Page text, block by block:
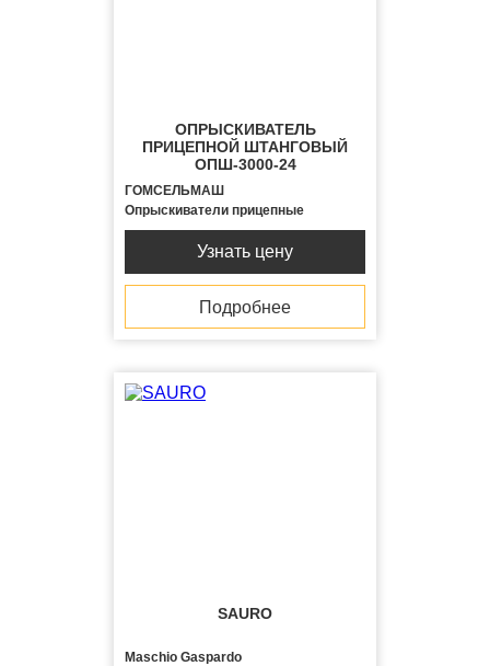
ОПРЫСКИВАТЕЛЬ
ПРИЦЕПНОЙ ШТАНГОВЫЙ
ОПШ-3000-24
ГОМСЕЛЬМАШ
Опрыскиватели прицепные
Узнать цену
Подробнее
SAURO
Maschio Gaspardo